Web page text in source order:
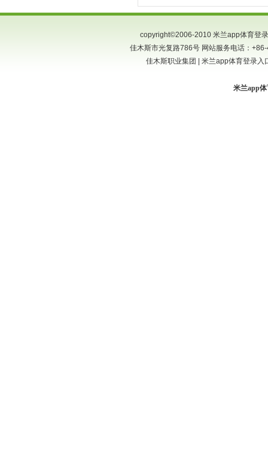
copyright©2006-2010 米兰app体育登
佳木斯市光复路786号 网站服务电话：
佳木斯职业集团 | 米兰app体育登录入
米兰app